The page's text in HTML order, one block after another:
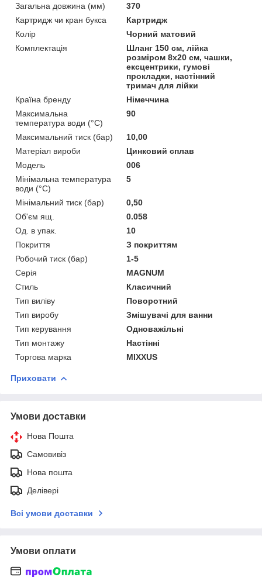
Загальна довжина (мм)
370
Картридж чи кран букса
Картридж
Колір
Чорний матовий
Комплектація
Шланг 150 см, лійка
розміром 8х20 см, чашки,
ексцентрики, гумові
прокладки, настінний
тримач для лійки
Країна бренду
Німеччина
Максимальна
температура води (°C)
90
Максимальний тиск (бар)
10,00
Матеріал вироби
Цинковий сплав
Мoдель
006
Мінімальна температура
води (°C)
5
Мінімальний тиск (бар)
0,50
Об'єм ящ.
0.058
Од. в упак.
10
Покриття
З покриттям
Робочий тиск (бар)
1-5
Серія
MAGNUM
Стиль
Класичний
Тип виліву
Поворотний
Тип виробу
Змішувачі для ванни
Тип керування
Одноважільні
Тип монтажу
Настінні
Торгова марка
MIXXUS
Приховати
Умови доставки
Нова Пошта
Самовивіз
Нова пошта
Делівері
Всі умови доставки
Умови оплати